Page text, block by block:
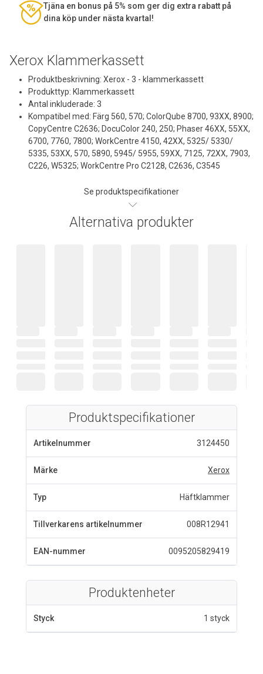
Xerox Klammerkassett
Produktbeskrivning: Xerox - 3 - klammerkassett
Produkttyp: Klammerkassett
Antal inkluderade: 3
Kompatibel med: Färg 560, 570; ColorQube 8700, 93XX, 8900;
CopyCentre C2636; DocuColor 240, 250; Phaser 46XX, 55XX,
6700, 7760, 7800; WorkCentre 4150, 42XX, 5325/ 5330/
5335, 53XX, 570, 5890, 5945/ 5955, 59XX, 7125, 72XX, 7903,
C226, W5325; WorkCentre Pro C2128, C2636, C3545
Se produktspecifikationer
Tjäna en bonus på 5% som ger dig extra rabatt på
dina köp under nästa kvartal!
Alternativa produkter
Produktspecifikationer
Artikelnummer 3124450
Märke Xerox
Typ Häftklammer
Tillverkarens artikelnummer 008R12941
EAN-nummer 0095205829419
Produktenheter
Styck 1 styck